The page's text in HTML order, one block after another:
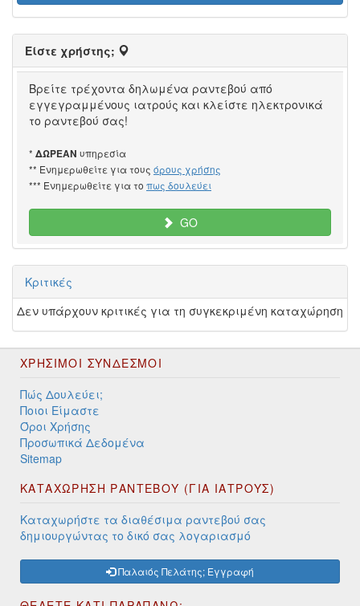
Είστε χρήστης;
Βρείτε τρέχοντα δηλωμένα ραντεβού από
εγγεγραμμένους ιατρούς και κλείστε ηλεκτρονικά
το ραντεβού σας!
* ΔΩΡΕΑΝ υπηρεσία
** Ενημερωθείτε για τους όρους χρήσης
*** Ενημερωθείτε για το πως δουλεύει
GO
Κριτικές
Δεν υπάρχουν κριτικές για τη συγκεκριμένη καταχώρηση
ΧΡΉΣΙΜΟΙ ΣΎΝΔΕΣΜΟΙ
Πώς Δουλεύει;
Ποιοι Είμαστε
Όροι Χρήσης
Προσωπικά Δεδομένα
Sitemap
ΚΑΤΑΧΩΡΗΣΗ ΡΑΝΤΕΒΟΥ (ΓΙΑ ΙΑΤΡΟΥΣ)
Καταχωρήστε τα διαθέσιμα ραντεβού σας
δημιουργώντας το δικό σας λογαριασμό
Παλαιός Πελάτης; Εγγραφή